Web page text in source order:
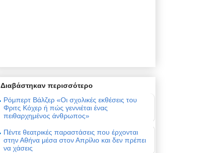
Διαβάστηκαν περισσότερο
Ρόμπερτ Βάλζερ «Οι σχολικές εκθέσεις του
Φριτς Κόχερ ή πώς γεννιέται ένας
πειθαρχημένος άνθρωπος»
Πέντε θεατρικές παραστάσεις που έρχονται
στην Αθήνα μέσα στον Απρίλιο και δεν πρέπει
να χάσεις